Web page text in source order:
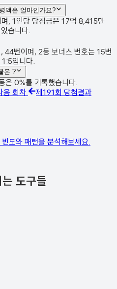
액은 얼마인가요?
, 1인당 당첨금은 17억 8,415만
습니다.
번이며, 2등 보너스 번호는 15번
1:5입니다.
은 ?
은 0%를 기록했습니다.
음 회차 제 191회 당첨결과
도와 패턴을 분석해보세요.
도구들